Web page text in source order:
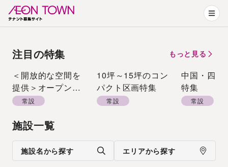
注目の特集 もっと見る
＜開放的な空間を
提供＞オープンエ
アーモール特集
常設
10坪～15坪のコン
パクト区画特集
常設
中国・四国
特集
常設
施設一覧
施設名から探す エリアから探す